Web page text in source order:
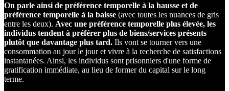
On parle ainsi de préférence temporelle à la hausse et de
préférence temporelle à la baisse (avec toutes les nuances de gris
entre les deux). Avec une préférence temporelle plus élevée, les
individus tendent à préférer plus de biens/services présents
plutôt que davantage plus tard. Ils vont se tourner vers une
consommation au jour le jour et vivre à la recherche de satisfactions
instantanées. Ainsi, les individus sont prisonniers d'une forme de
gratification immédiate, au lieu de former du capital sur le long
terme.